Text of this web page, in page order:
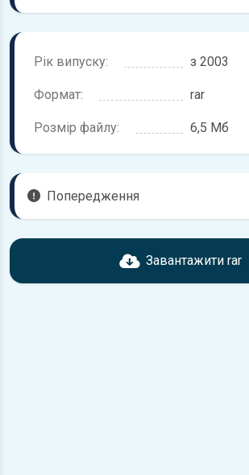
Рік випуску: з 2003
Формат: rar
Розмір файлу: 6,5 Мб
Попередження
Перед завантаженням ознайомтесь з
Chevrolet Aveo, що надані в книзі.
Завантажити rar